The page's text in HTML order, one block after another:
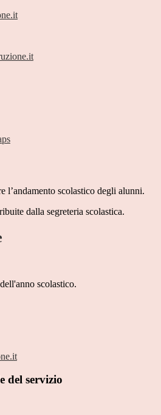
l’andamento scolastico degli alunni.
dalla segreteria scolastica.
scolastico.
del servizio